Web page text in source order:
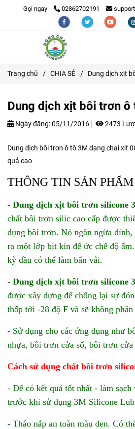
Gọi ngay 02862702191
Trang chủ / CHIA SẺ / Dung dịch xịt
Dung dịch xịt bôi trơn
Ngày đăng:05/11/2016 2473
Dung dịch bôi trơn ô tô 3M dạng chai xịt
quả cao
THÔNG TIN SẢN PHẨM
- Dung dịch xịt bôi trơn silicone
chất bôi trơn silic cao cấp được
dụng bôi trơn. Nó ngăn ngừa dính,
ra một lớp bịt kín để ức chế độ
kỳ dầu có thể làm bẩn vải.
- Dung dịch xịt bôi trơn silicone
được xây dựng để chống lại sự
thấp tới -28 độ F và sẽ không
- Sử dụng cho các ứng dụng như
nhựa, bôi trơn cửa sổ, bôi trơn cửa
Cách sử dụng chất bôi trơn
- Để có kết quả tốt nhất - làm sạch
trước khi sử dụng 3M Silicone
- Tháo nắp an toàn màu đen. Có